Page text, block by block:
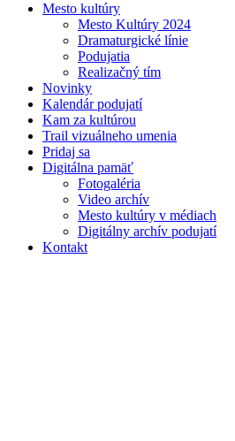
Mesto kultúry
Mesto Kultúry 2024
Dramaturgické línie
Podujatia
Realizačný tím
Novinky
Kalendár podujatí
Kam za kultúrou
Trail vizuálneho umenia
Pridaj sa
Digitálna pamäť
Fotogaléria
Video archív
Mesto kultúry v médiach
Digitálny archív podujatí
Kontakt